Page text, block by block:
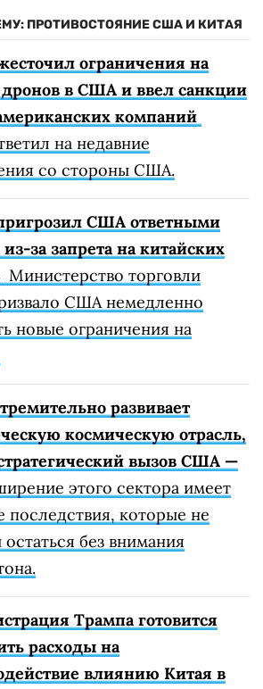
ПРОТИВОСТОЯНИЕ США И КИТАЯ
ограничения на
дронов в США и ввел санкции
компаний
на недавние
со стороны США.
США ответными
за запрета на китайских
Министерство торговли
США немедленно
новые ограничения на
развивает
космическую отрасль,
вызов США —
этого сектора имеет
последствия, которые не
без внимания
Трампа готовится
расходы на
влиянию Китая в